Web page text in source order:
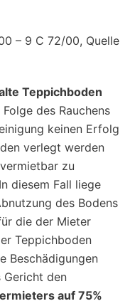
– 9 C 72/00, Quelle
Teppichboden
des Rauchens
keinen Erfolg
verlegt werden
zu
diesem Fall liege
des Bodens
die der Mieter
Teppichboden
Beschädigungen
den
auf 75%